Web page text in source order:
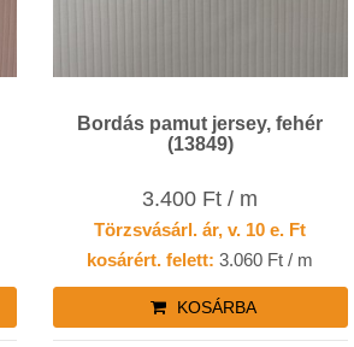
Bordás pamut jersey, fehér
(13849)
3.400 Ft / m
Törzsvásárl. ár, v. 10 e. Ft
kosárért. felett: 3.060 Ft / m
KOSÁRBA